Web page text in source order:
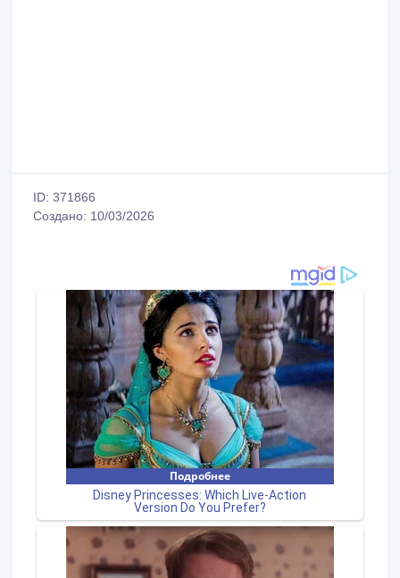
ID: 371866
Создано: 10/03/2026